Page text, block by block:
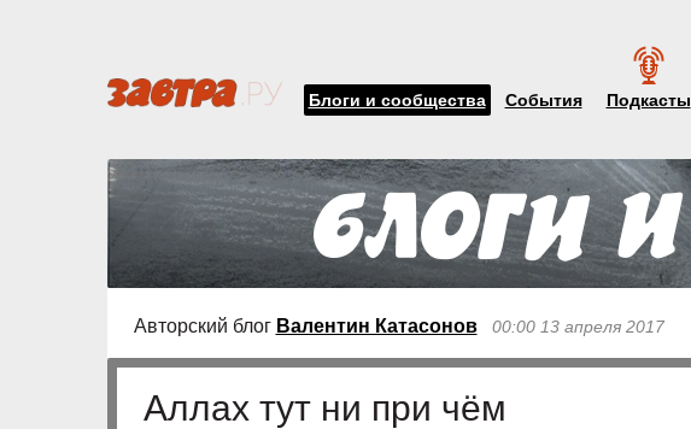
Блоги и сообщества События Подкасты
Авторский блог Валентин Катасонов 00:00 13 апреля 2017
Аллах тут ни при чём